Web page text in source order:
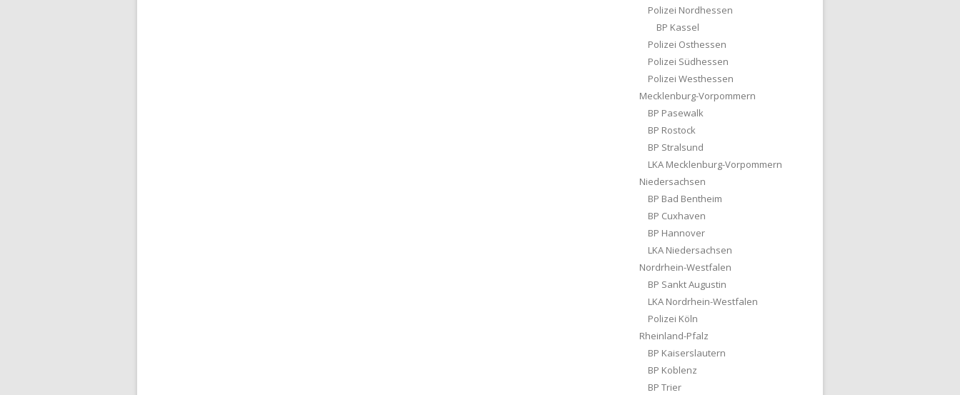
Polizei Nordhessen
BP Kassel
Polizei Osthessen
Polizei Südhessen
Polizei Westhessen
Mecklenburg-Vorpommern
BP Pasewalk
BP Rostock
BP Stralsund
LKA Mecklenburg-Vorpommern
Niedersachsen
BP Bad Bentheim
BP Cuxhaven
BP Hannover
LKA Niedersachsen
Nordrhein-Westfalen
BP Sankt Augustin
LKA Nordrhein-Westfalen
Polizei Köln
Rheinland-Pfalz
BP Kaiserslautern
BP Koblenz
BP Trier